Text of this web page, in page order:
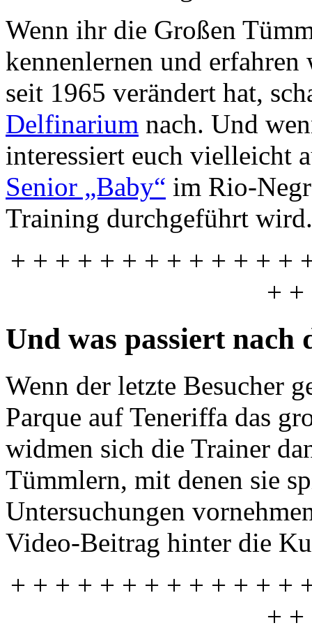
Wenn ihr die Großen
kennenlernen und
seit 1965 verändert hat,
Delfinarium nach. Und
interessiert euch vielleicht
Senior „Baby“ im Rio-
Training durchgeführt wird.
+ + + + + + + + + + + + +
+ +
Und was passiert nach
Wenn der letzte Besucher
Parque auf Teneriffa das
widmen sich die Trainer
Tümmlern, mit denen sie
Untersuchungen
Video-Beitrag hinter die
+ + + + + + + + + + + + +
+ +